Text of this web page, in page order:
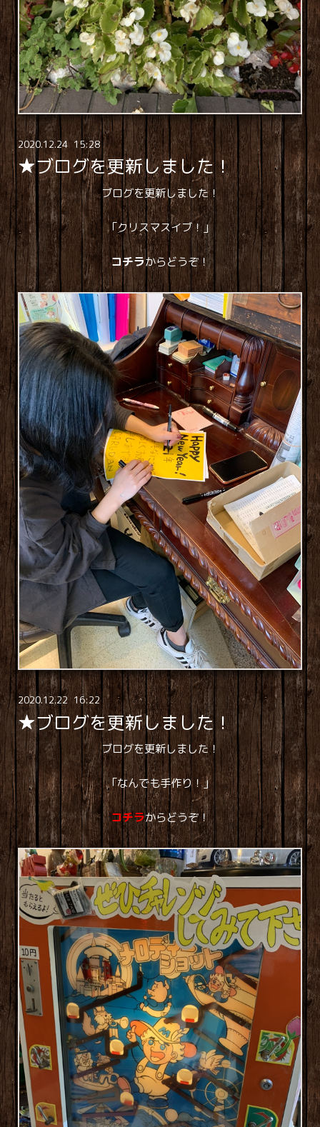
2020.12.24 15:28
★ブログを更新しました！
ブログを更新しました！
「クリスマスイブ！」
コチラからどうぞ！
2020.12.22 16:22
★ブログを更新しました！
ブログを更新しました！
「なんでも手作り！」
コチラからどうぞ！